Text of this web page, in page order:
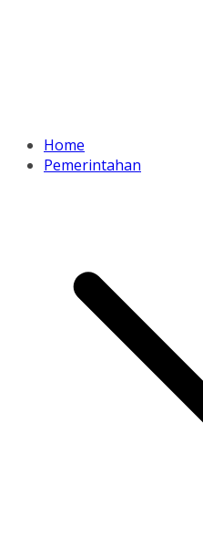
Home
Pemerintahan